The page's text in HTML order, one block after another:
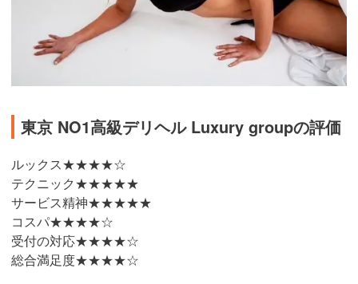
東京 NO1高級デリヘル Luxury groupの評価
ルックス★★★★☆
テクニック★★★★★
サービス精神★★★★★
コスパ★★★★☆
受付の対応★★★★☆
総合満足度★★★★☆